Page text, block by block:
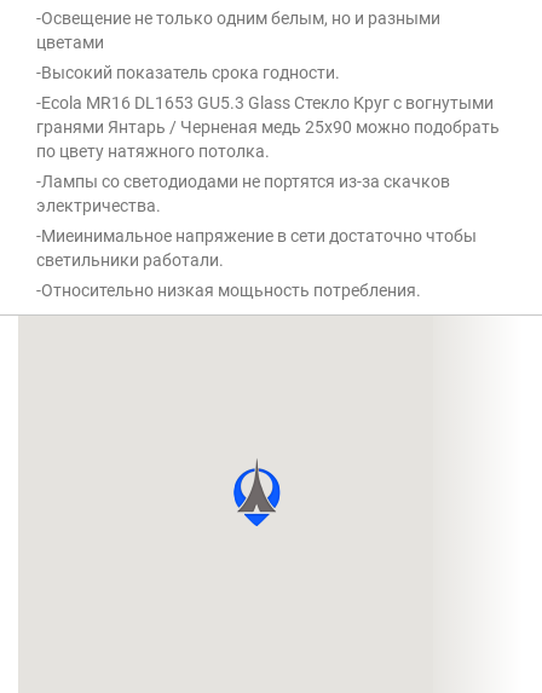
-Освещение не только одним белым, но и разными
цветами
-Высокий показатель срока годности.
-Ecola MR16 DL1653 GU5.3 Glass Стекло Круг с вогнутыми
гранями Янтарь / Черненая медь 25x90 можно подобрать
по цвету натяжного потолка.
-Лампы со светодиодами не портятся из-за скачков
электричества.
-Миеинимальное напряжение в сети достаточно чтобы
светильники работали.
-Относительно низкая мощьность потребления.